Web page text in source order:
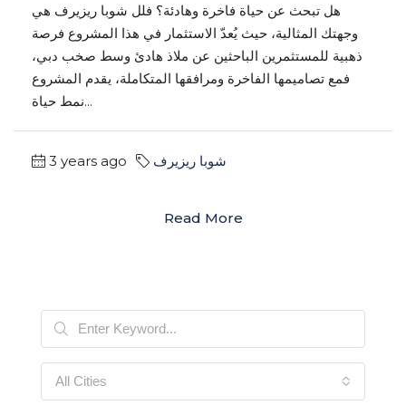
هل تبحث عن حياة فاخرة وهادئة؟ فلل شوبا ريزيرف هي
وجهتك المثالية، حيث يُعدّ الاستثمار في هذا المشروع فرصة
ذهبية للمستثمرين الباحثين عن ملاذ هادئ وسط صخب دبي،
فمع تصاميمها الفاخرة ومرافقها المتكاملة، يقدم المشروع
نمط حياة...
3 years ago شوبا ريزيرف
Read More
All Cities